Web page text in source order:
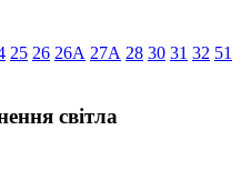
25 26 26А 27А 28 30 31 32 51
світла